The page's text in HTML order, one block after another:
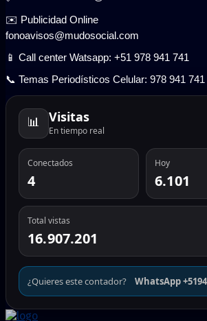
✉️ Publicidad Online
fonoavisos@mudosocial.com
📱 Call center Watsapp: +51 978 941 741
📞 Temas Periodísticos Celular: 978 941 741
📊 Visitas
En tiempo real
Conectados
4
Hoy
6.101
Total vistas
16.907.201
¿Quieres este contador? WhatsApp